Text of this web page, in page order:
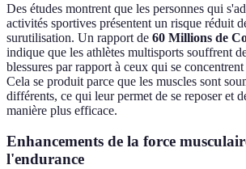
Des études montrent que les personnes qui
activités sportives présentent un risque réduit
surutilisation. Un rapport de 60 Millions de
indique que les athlètes multisports souffrent
blessures par rapport à ceux qui se
Cela se produit parce que les muscles sont
différents, ce qui leur permet de se reposer et
manière plus efficace.
Enhancements de la force
l'endurance